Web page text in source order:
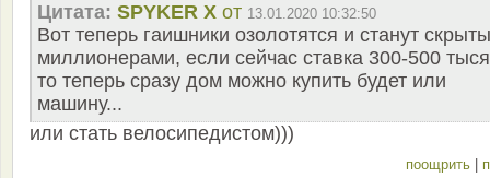
Цитата: SPYKER X от 13.01.2020 10:32:50
Вот теперь гаишники озолотятся и станут
миллионерами, если сейчас ставка 300-500
то теперь сразу дом можно купить будет или
машину...
или стать велосипедистом)))
поощрить